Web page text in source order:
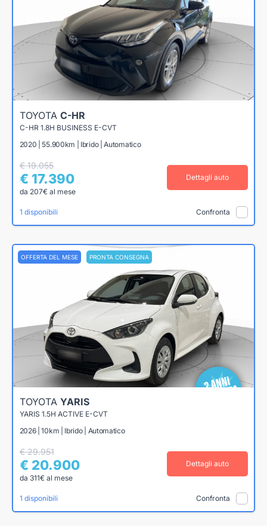
TOYOTA C-HR
C-HR 1.8H BUSINESS E-CVT
2020 | 55.900km | Ibrido | Automatico
€ 19.055
€ 17.390
da 207€ al mese
Dettagli auto
1 disponibili Confronta
OFFERTA DEL MESE PRONTA CONSEGNA
TOYOTA YARIS
YARIS 1.5H ACTIVE E-CVT
2026 | 10km | Ibrido | Automatico
€ 29.951
€ 20.900
da 311€ al mese
Dettagli auto
1 disponibili Confronta